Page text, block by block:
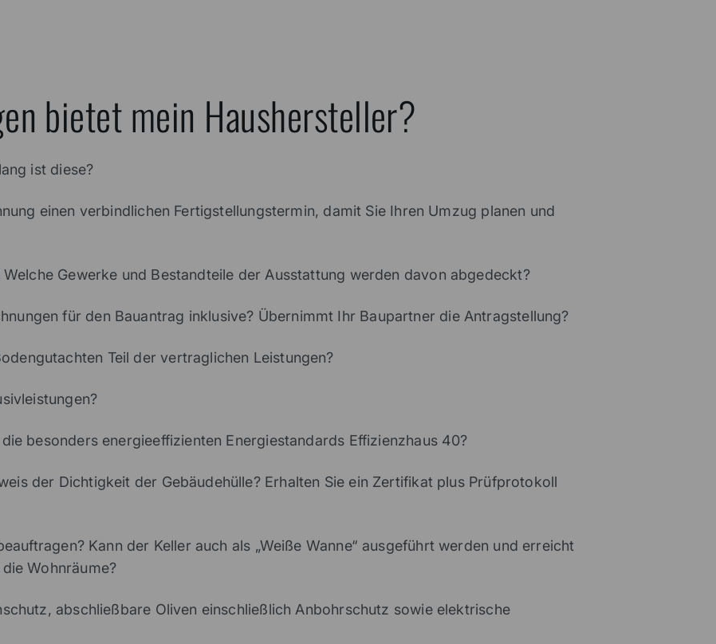
bietet mein Haushersteller?
ist diese?
einen verbindlichen Fertigstellungstermin, damit Sie Ihren Umzug planen und
Gewerke und Bestandteile der Ausstattung werden davon abgedeckt?
für den Bauantrag inklusive? Übernimmt Ihr Baupartner die Antragstellung?
Teil der vertraglichen Leistungen?
besonders energieeffizienten Energiestandards Effizienzhaus 40?
der Dichtigkeit der Gebäudehülle? Erhalten Sie ein Zertifikat plus Prüfprotokoll
Kann der Keller auch als „Weiße Wanne“ ausgeführt werden und erreicht
Wohnräume?
abschließbare Oliven einschließlich Anbohrschutz sowie elektrische